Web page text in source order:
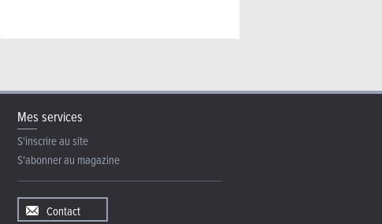
Mes services
S'inscrire au site
S'abonner au magazine
Contact